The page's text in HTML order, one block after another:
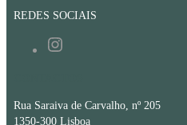
REDES SOCIAIS
Rua Saraiva de Carvalho, nº 205
1350-300 Lisboa